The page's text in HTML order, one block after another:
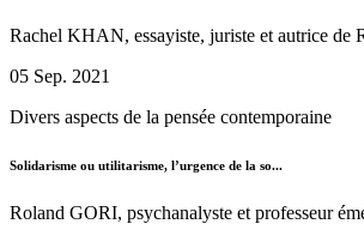
Rachel KHAN, essayiste, juriste et autrice de
05 Sep. 2021
Divers aspects de la pensée contemporaine
Solidarisme ou utilitarisme, l’urgence de la so...
Roland GORI, psychanalyste et professeur